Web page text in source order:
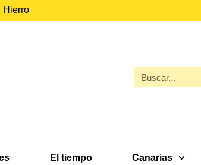
Hierro
El tiempo Canarias